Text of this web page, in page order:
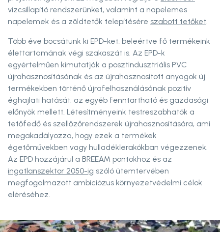
vízcsillapító rendszerünket, valamint a napelemes
napelemek és a zöldtetők telepítésére szabott tetőket.
Több éve bocsátunk ki EPD-ket, beleértve fő termékeink
élettartamának végi szakaszát is. Az EPD-k
egyértelműen kimutatják a posztindusztriális PVC
újrahasznosításának és az újrahasznosított anyagok új
termékekben történő újrafelhasználásának pozitív
éghajlati hatását, az egyéb fenntartható és gazdasági
előnyök mellett. Létesítményeink testreszabhatók a
tetőfedő és szellőzőrendszerek újrahasznosítására, ami
megakadályozza, hogy ezek a termékek
égetőművekben vagy hulladéklerakókban végezzenek.
Az EPD hozzájárul a BREEAM pontokhoz és az
ingatlanszektor 2050-ig szóló ütemtervében
megfogalmazott ambiciózus környezetvédelmi célok
eléréséhez.